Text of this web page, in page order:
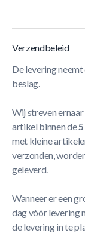
Verzendbeleid
De levering
beslag.
Wij streven
artikel binnen de
met kleine
verzonden,
geleverd.
Wanneer er een
dag vóór levering
de levering in te